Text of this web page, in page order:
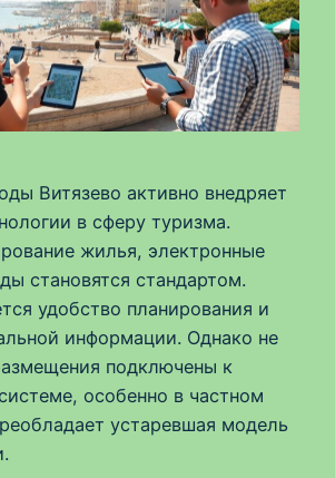
Витязево активно внедряет
в сферу туризма.
жилья, электронные
становятся стандартом.
удобство планирования и
информации. Однако не
подключены к
особенно в частном
устаревшая модель